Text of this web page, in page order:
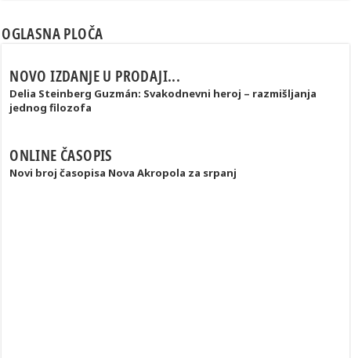
OGLASNA PLOČA
NOVO IZDANJE U PRODAJI...
Delia Steinberg Guzmán: Svakodnevni heroj – razmišljanja
jednog filozofa
ONLINE ČASOPIS
Novi broj časopisa Nova Akropola za srpanj